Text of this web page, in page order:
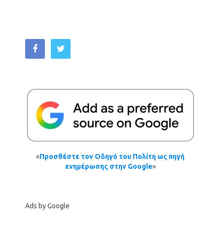
«Προσθέστε τον Οδηγό του Πολίτη ως πηγή
ενημέρωσης στην Google»
Ads by Google